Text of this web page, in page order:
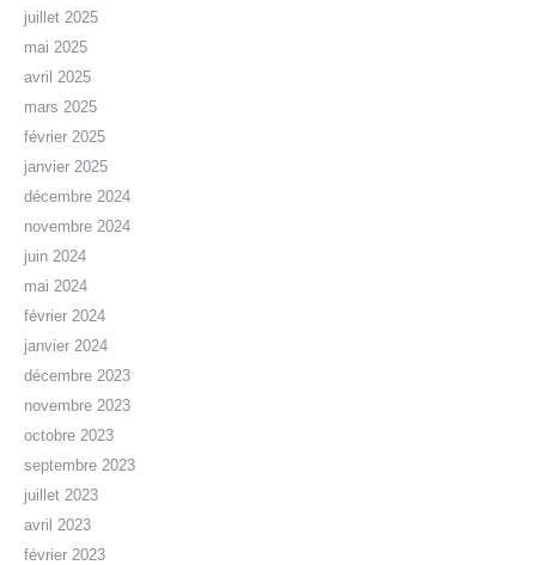
juillet 2025
mai 2025
avril 2025
mars 2025
février 2025
janvier 2025
décembre 2024
novembre 2024
juin 2024
mai 2024
février 2024
janvier 2024
décembre 2023
novembre 2023
octobre 2023
septembre 2023
juillet 2023
avril 2023
février 2023